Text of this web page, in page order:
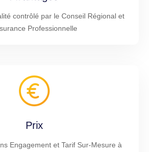
contrôlé par le Conseil Régional et
Professionnelle
Prix
Engagement et Tarif Sur-Mesure à